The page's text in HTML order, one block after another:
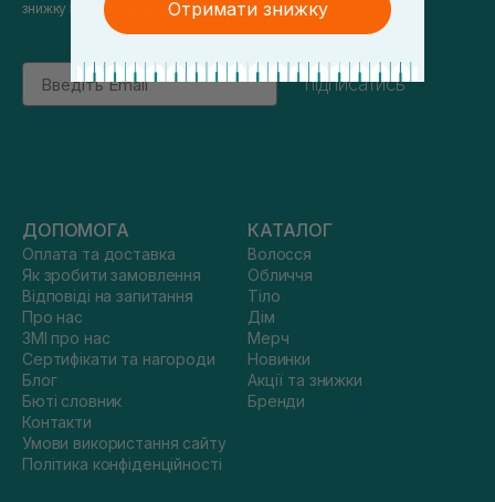
знижку 5% на перше замовлення
Email
підписатись
ДОПОМОГА
Оплата та доставка
Як зробити замовлення
Відповіді на запитання
Про нас
ЗМІ про нас
Сертифікати та нагороди
Блог
Бюті словник
Контакти
Умови використання сайту
Політика конфіденційності
КАТАЛОГ
Волосся
Обличчя
Тіло
Дім
Мерч
Новинки
Акції та знижки
Бренди
Отримати знижку